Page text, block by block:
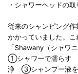
・シャワーヘッドの
従来のシャンピング
かかっていました。
「Shawany（シャワ
①シャワーで濡らす
浄 ③シャンプー液を